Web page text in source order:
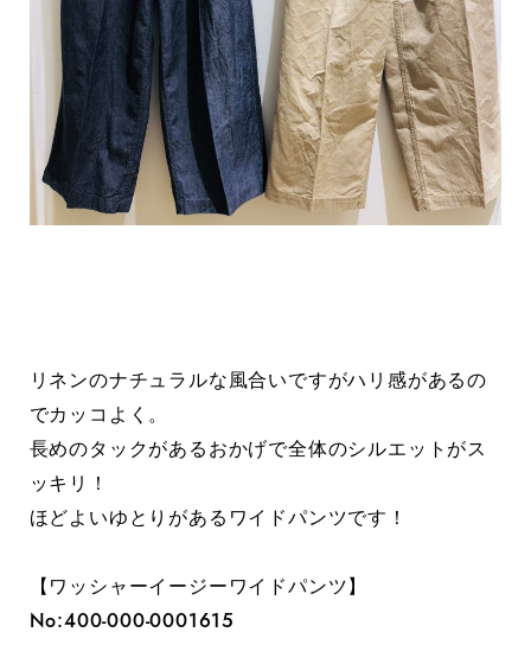
リネンのナチュラルな風合いですがハリ感があるの
でカッコよく。
長めのタックがあるおかげで全体のシルエットがス
ッキリ！
ほどよいゆとりがあるワイドパンツです！
【ワッシャーイージーワイドパンツ】
No:400-000-0001615